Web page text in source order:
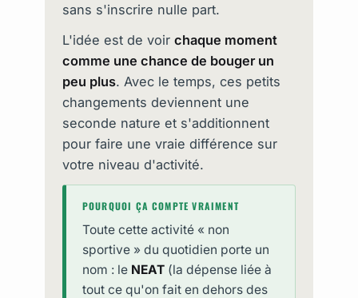
sans s'inscrire nulle part.
L'idée est de voir chaque moment
comme une chance de bouger un
peu plus. Avec le temps, ces petits
changements deviennent une
seconde nature et s'additionnent
pour faire une vraie différence sur
votre niveau d'activité.
POURQUOI ÇA COMPTE VRAIMENT
Toute cette activité « non
sportive » du quotidien porte un
nom : le NEAT(la dépense liée à
tout ce qu'on fait en dehors des